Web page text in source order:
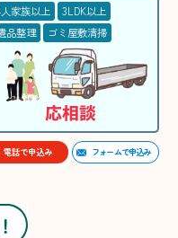
家族以上
3LDK以上
品整理
ゴミ屋敷清掃
応相談
電話で申込み フォームで申込み